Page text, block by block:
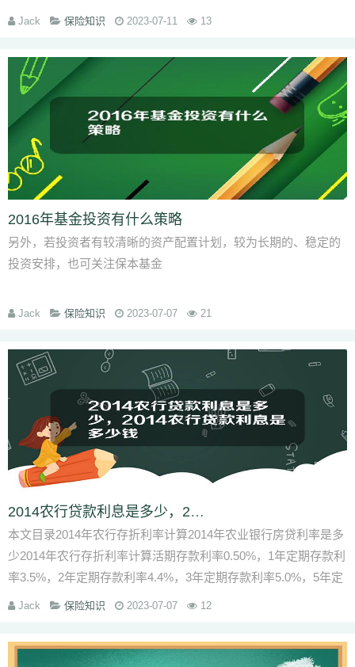
Jack 保险知识 2023-07-11 13
2016年基金投资有什么策略
另外，若投资者有较清晰的资产配置计划，较为长期的、稳定的
投资安排，也可关注保本基金
Jack 保险知识 2023-07-07 21
2014农行贷款利息是多少，2014农行贷款利息是多少钱
本文目录2014年农行存折利率计算2014年农业银行房贷利率是多
少2014年农行存折利率计算活期存款利率0.50%，1年定期存款利
率3.5%，2年定期存款利率4.4%，3年定期存款利率5.0%，5年定
期存款利率5.5%调整后利率一、城乡居民...
Jack 保险知识 2023-07-07 12